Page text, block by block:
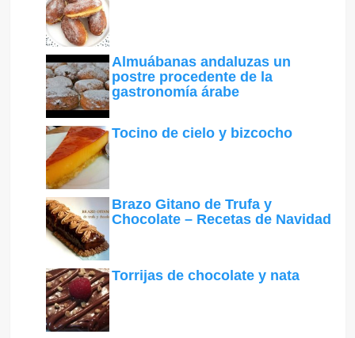
Almuábanas andaluzas un
postre procedente de la
gastronomía árabe
Tocino de cielo y bizcocho
Brazo Gitano de Trufa y
Chocolate – Recetas de Navidad
Torrijas de chocolate y nata